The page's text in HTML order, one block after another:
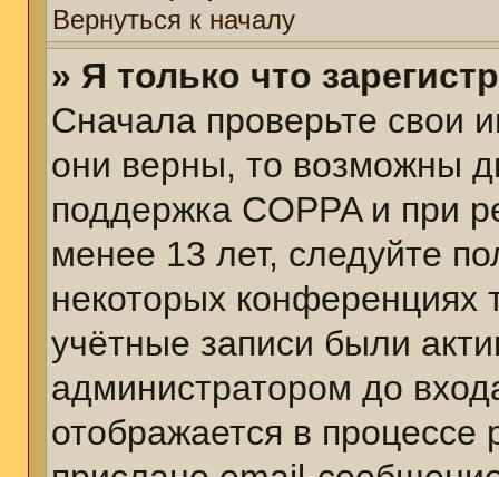
Вернуться к началу
» Я только что
Сначала проверьте свои
они верны, то возможны
поддержка COPPA и при
менее 13 лет, следуйте
некоторых конференциях
учётные записи были
администратором до
отображается в